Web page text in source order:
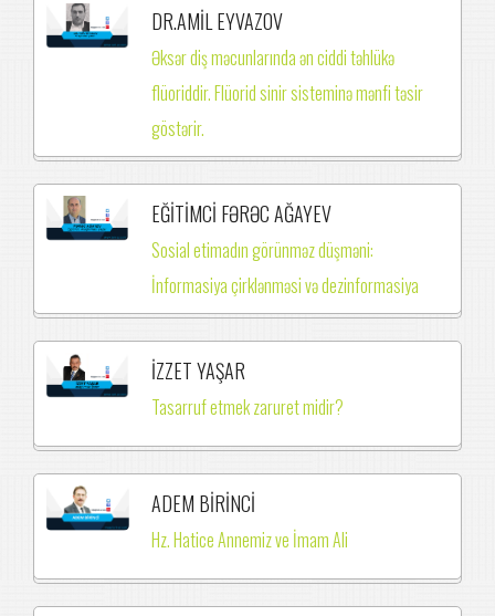
DR.AMİL EYVAZOV
Əksər diş məcunlarında ən ciddi təhlükə
flüoriddir. Flüorid sinir sisteminə mənfi təsir
göstərir.
EĞİTİMCİ FƏRƏC AĞAYEV
Sosial etimadın görünməz düşməni:
İnformasiya çirklənməsi və dezinformasiya
İZZET YAŞAR
Tasarruf etmek zaruret midir?
ADEM BİRİNCİ
Hz. Hatice Annemiz ve İmam Ali